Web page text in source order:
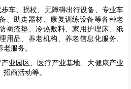
车、拐杖、无障碍出行设备、专业车
、助走器材、康复训练设备等各种老
褥疮垫、冷热敷料、家用护理床、纸
用品、养老机构、养老信息化服务、
服务。
产业园区、医疗产业基地、大健康产业
商活动等。